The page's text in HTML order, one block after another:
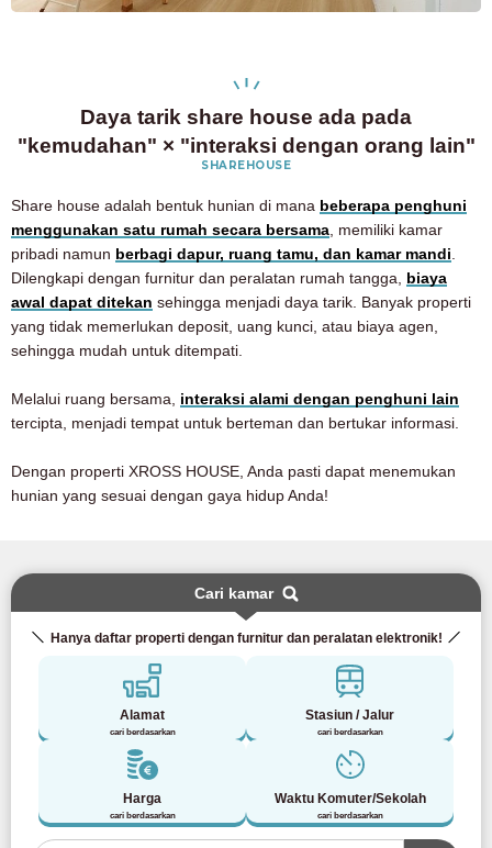
Daya tarik share house ada pada
"kemudahan" × "interaksi dengan orang lain"
SHAREHOUSE
Share house adalah bentuk hunian di mana beberapa penghuni
menggunakan satu rumah secara bersama, memiliki kamar
pribadi namun berbagi dapur, ruang tamu, dan kamar mandi.
Dilengkapi dengan furnitur dan peralatan rumah tangga, biaya
awal dapat ditekan sehingga menjadi daya tarik. Banyak properti
yang tidak memerlukan deposit, uang kunci, atau biaya agen,
sehingga mudah untuk ditempati.
Melalui ruang bersama, interaksi alami dengan penghuni lain
tercipta, menjadi tempat untuk berteman dan bertukar informasi.
Dengan properti XROSS HOUSE, Anda pasti dapat menemukan
hunian yang sesuai dengan gaya hidup Anda!
Cari kamar
Hanya daftar properti dengan furnitur dan peralatan elektronik!
Alamat
cari berdasarkan
Stasiun / Jalur
cari berdasarkan
Harga
cari berdasarkan
Waktu Komuter/Sekolah
cari berdasarkan